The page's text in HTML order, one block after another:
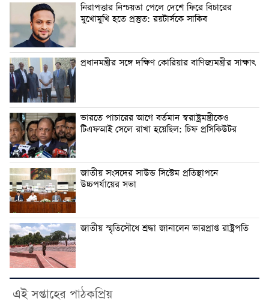
নিরাপত্তার নিশ্চয়তা পেলে দেশে ফিরে বিচারের
মুখোমুখি হতে প্রস্তুত: রয়টার্সকে সাকিব
প্রধানমন্ত্রীর সঙ্গে দক্ষিণ কোরিয়ার বাণিজ্যমন্ত্রীর সাক্ষাৎ
ভারতে পাচারের আগে বর্তমান স্বরাষ্ট্রমন্ত্রীকেও
টিএফআই সেলে রাখা হয়েছিল: চিফ প্রসিকিউটর
জাতীয় সংসদের সাউন্ড সিস্টেম প্রতিস্থাপনে
উচ্চপর্যায়ের সভা
জাতীয় স্মৃতিসৌধে শ্রদ্ধা জানালেন ভারপ্রাপ্ত রাষ্ট্রপতি
এই সপ্তাহের পাঠকপ্রিয়